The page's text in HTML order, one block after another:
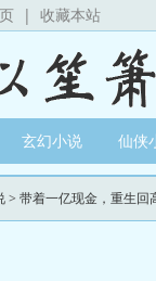
| 收藏本站
玄幻小说 仙侠
> 带着一亿现金，重生回